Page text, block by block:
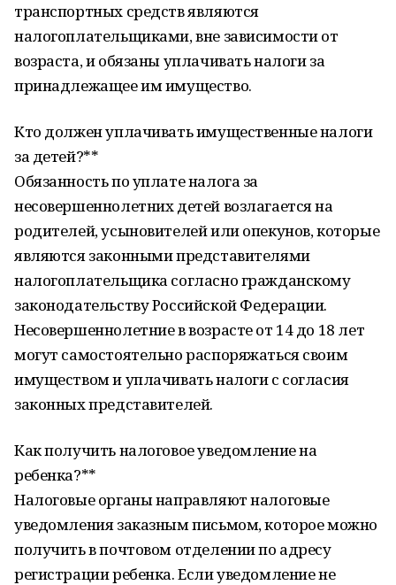
транспортных средств являются
налогоплательщиками, вне зависимости от
возраста, и обязаны уплачивать налоги за
принадлежащее им имущество.
Кто должен уплачивать имущественные налоги
за детей?**
Обязанность по уплате налога за
несовершеннолетних детей возлагается на
родителей, усыновителей или опекунов, которые
являются законными представителями
налогоплательщика согласно гражданскому
законодательству Российской Федерации.
Несовершеннолетние в возрасте от 14 до 18 лет
могут самостоятельно распоряжаться своим
имуществом и уплачивать налоги с согласия
законных представителей.
Как получить налоговое уведомление на
ребенка?**
Налоговые органы направляют налоговые
уведомления заказным письмом, которое можно
получить в почтовом отделении по адресу
регистрации ребенка. Если уведомление не